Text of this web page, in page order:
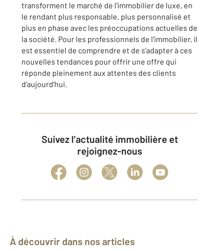
transforment le marché de l’immobilier de luxe, en
le rendant plus responsable, plus personnalisé et
plus en phase avec les préoccupations actuelles de
la société. Pour les professionnels de l’immobilier, il
est essentiel de comprendre et de s'adapter à ces
nouvelles tendances pour offrir une offre qui
réponde pleinement aux attentes des clients
d’aujourd’hui.
Suivez l’actualité immobilière et
rejoignez-nous
À découvrir dans nos articles